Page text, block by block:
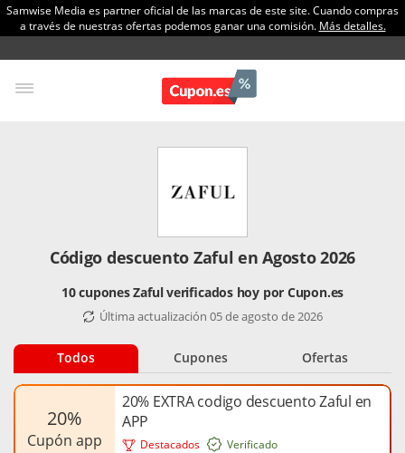
Samwise Media es partner oficial de las marcas de este site. Cuando compras
a través de nuestras ofertas podemos ganar una comisión. Más detalles.
Código descuento Zaful en Agosto 2026
10 cupones Zaful verificados hoy por Cupon.es
Última actualización 05 de agosto de 2026
Todos Cupones Ofertas
Destacados
20%
cupón app
20% EXTRA codigo descuento Zaful en
APP
Verificado